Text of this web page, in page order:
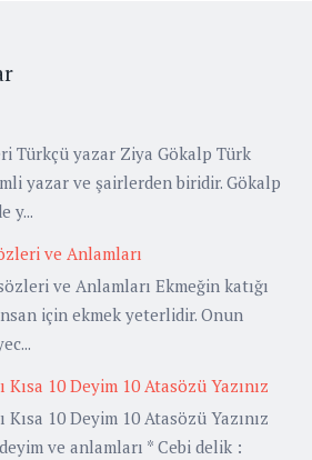
Türkçü yazar Ziya Gökalp Türk
yazar ve şairlerden biridir. Gökalp
y...
ve Anlamları
ve Anlamları Ekmeğin katığı
için ekmek yeterlidir. Onun
Kısa 10 Deyim 10 Atasözü Yazınız
Kısa 10 Deyim 10 Atasözü Yazınız
ve anlamları * Cebi delik :